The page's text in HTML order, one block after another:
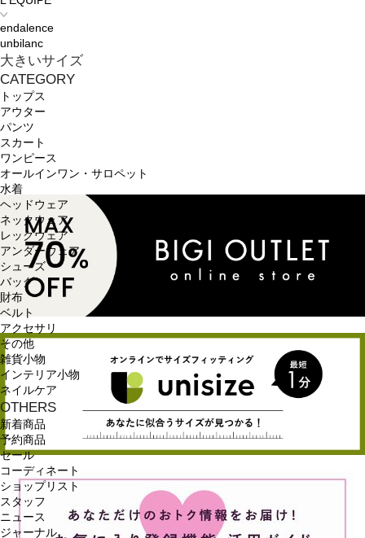
endalence
unbilanc
大きいサイズ
CATEGORY
トップス
アウター
パンツ
スカート
ワンピース
オールインワン・サロペット
水着
ヘッドウェア
ネックウェア
レッグウェア
アンダーウェア
シューズ
バッグ
財布
ベルト
アクセサリ
その他
雑貨小物
インテリア小物
ネイルケア
OTHERS
新着商品
予約商品
セール
コーディネート
ショップリスト
スタッフ
ニュース
ジャーナル